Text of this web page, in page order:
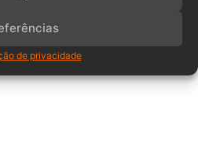
de privacidade